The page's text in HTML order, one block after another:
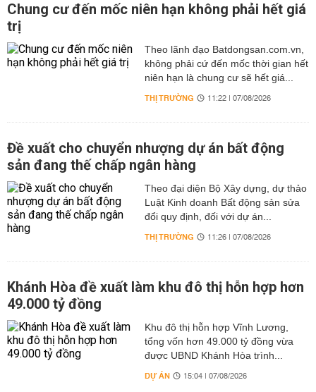
Chung cư đến mốc niên hạn không phải hết giá
trị
Theo lãnh đạo Batdongsan.com.vn,
không phải cứ đến mốc thời gian hết
niên hạn là chung cư sẽ hết giá...
THỊ TRƯỜNG 11:22 | 07/08/2026
Đề xuất cho chuyển nhượng dự án bất động
sản đang thế chấp ngân hàng
Theo đại diện Bộ Xây dựng, dự thảo
Luật Kinh doanh Bất động sản sửa
đổi quy định, đối với dự án...
THỊ TRƯỜNG 11:26 | 07/08/2026
Khánh Hòa đề xuất làm khu đô thị hỗn hợp hơn
49.000 tỷ đồng
Khu đô thị hỗn hợp Vĩnh Lương,
tổng vốn hơn 49.000 tỷ đồng vừa
được UBND Khánh Hòa trình...
DỰ ÁN 15:04 | 07/08/2026